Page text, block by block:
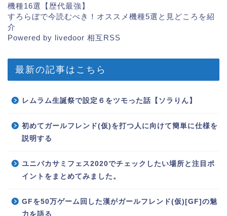
機種16選【歴代最強】
すろらぼで今読むべき！オススメ機種5選と見どころを紹
介
Powered by livedoor 相互RSS
最新の記事はこちら
レムラム生誕祭で設定６をツモった話【ソラりん】
初めてガールフレンド(仮)を打つ人に向けて簡単に仕様を
説明する
ユニバカサミフェス2020でチェックしたい場所と注目ポ
イントをまとめてみました。
GFを50万ゲーム回した漢がガールフレンド(仮)[GF]の魅
力を語る